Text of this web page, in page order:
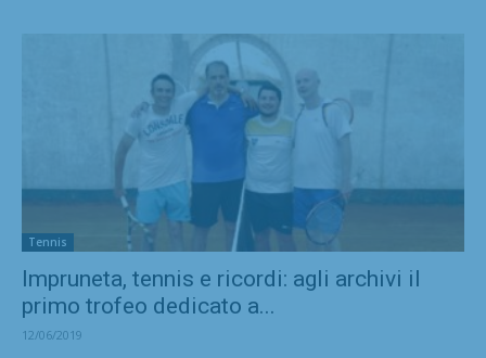
Tennis
Impruneta, tennis e ricordi: agli archivi il
primo trofeo dedicato a...
12/06/2019